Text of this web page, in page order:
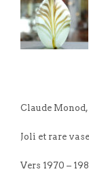
Claude Monod,
Joli et rare
Vers 1970 –